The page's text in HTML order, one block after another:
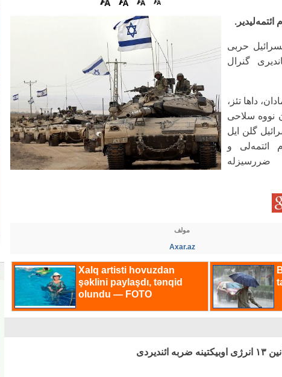
ائتمه‌لیدیر.
حربی
گنرال
داها تئز،
نووه سلاحی
گلن ایل
ائتمه‌لی و
مولف
Axar.az
ائندیردی